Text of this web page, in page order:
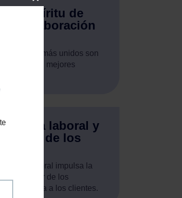
el espíritu de
la colaboración
que están más unidos son
consiguen mejores
clima laboral y
de los
laboral impulsa la
El bienestar de los
se contagia a los clientes.
Close
this
module